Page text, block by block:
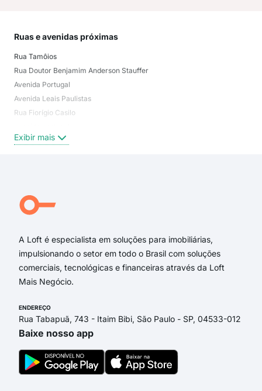
Ruas e avenidas próximas
Rua Tamôios
Rua Doutor Benjamim Anderson Stauffer
Avenida Portugal
Avenida Leais Paulistas
Rua Fiorígio Casilo
Rua Humaitá
Rua Aquidaban
Rua Canesin
Exibir mais
A Loft é especialista em soluções para imobiliárias,
impulsionando o setor em todo o Brasil com soluções
comerciais, tecnológicas e financeiras através da Loft
Mais Negócio.
ENDEREÇO
Rua Tabapuã, 743 - Itaim Bibi, São Paulo - SP, 04533-012
Baixe nosso app